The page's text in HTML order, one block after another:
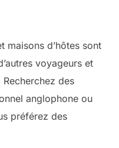
maisons d’hôtes sont
voyageurs et
des
anglophone ou
préférez des